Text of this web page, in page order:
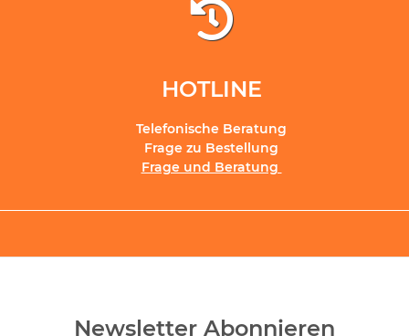
HOTLINE
Telefonische Beratung
Frage zu Bestellung
Frage und Beratung
Newsletter Abonnieren